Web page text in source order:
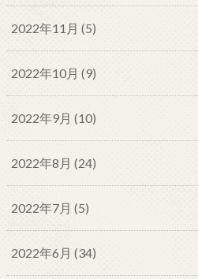
2022年11月 (5)
2022年10月 (9)
2022年9月 (10)
2022年8月 (24)
2022年7月 (5)
2022年6月 (34)